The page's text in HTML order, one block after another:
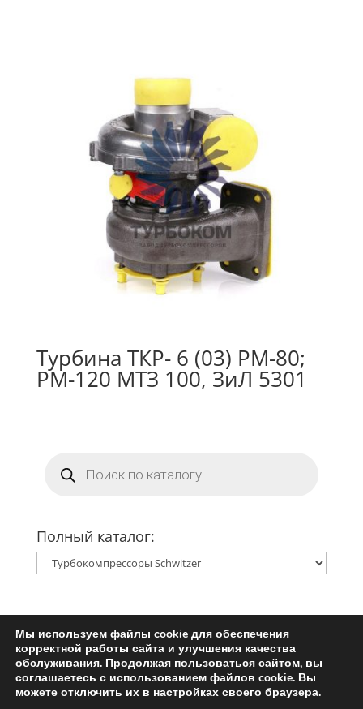
Турбина ТКР- 6 (03) РМ-80;
РМ-120 МТЗ 100, ЗиЛ 5301
товаров
Полный каталог:
Главная
Ремкомплект турбины
Запчасти для турбин
Пользовательское соглашение
Политика конфиденциальности
Мы используем файлы cookie для обеспечения
корректной работы сайта и улучшения качества
обслуживания. Продолжая пользоваться сайтом, вы
соглашаетесь с использованием файлов cookie. Вы
можете отключить их в настройках своего браузера.